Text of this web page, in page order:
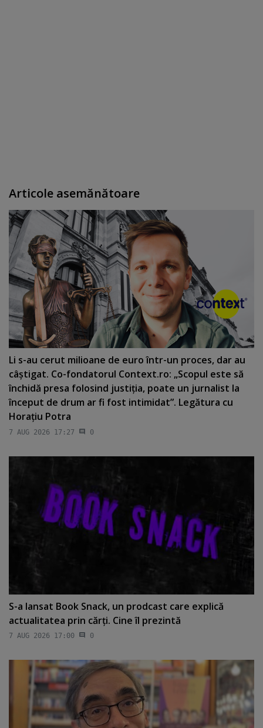
Articole asemănătoare
Li s-au cerut milioane de euro într-un proces, dar au
câştigat. Co-fondatorul Context.ro: „Scopul este să
închidă presa folosind justiţia, poate un jurnalist la
început de drum ar fi fost intimidat”. Legătura cu
Horaţiu Potra
7 AUG 2026 17:27 0
S-a lansat Book Snack, un prodcast care explică
actualitatea prin cărţi. Cine îl prezintă
7 AUG 2026 17:00 0